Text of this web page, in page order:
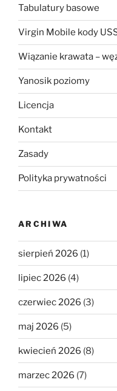
Tabulatury basowe
Virgin Mobile kody
Wiązanie krawata –
Yanosik poziomy
Licencja
Kontakt
Zasady
Polityka prywatności
ARCHIWA
sierpień 2026 (1)
lipiec 2026 (4)
czerwiec 2026 (3)
maj 2026 (5)
kwiecień 2026 (8)
marzec 2026 (7)